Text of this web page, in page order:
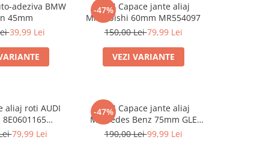
adeziva BMW
45mm
39,99 Lei
-47%
set 4 Capace jante aliaj
Mitsubishi 60mm MR554097
150,00 Lei79,99 Lei
VEZI VARIANTE
aliaj roti AUDI
8E0601165
)
79,99 Lei
-47%
set 4 Capace jante aliaj
Mercedes Benz 75mm GLE
W167 / GLS X167 A1674015960
190,00 Lei99,99 Lei